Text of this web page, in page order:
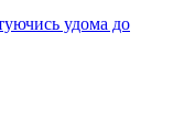
удома до